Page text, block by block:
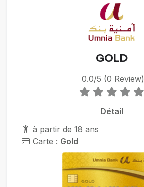
GOLD
0.0/5 (0 Review)
Détail
à partir de 18 ans
Carte : Gold